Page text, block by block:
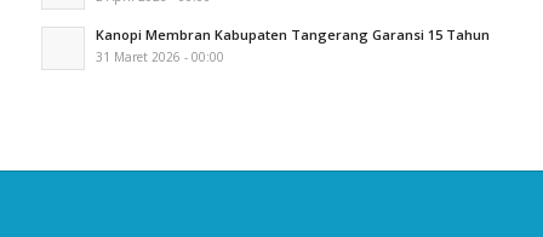
Kanopi Membran Kabupaten Tangerang Garansi 15 Tahun
31 Maret 2026 - 00:00